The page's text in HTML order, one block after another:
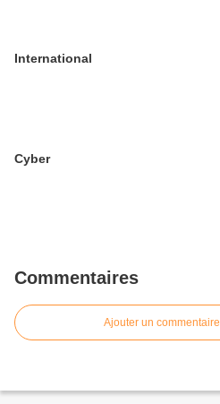
International
Cyber
Commentaires
Ajouter un commentaire